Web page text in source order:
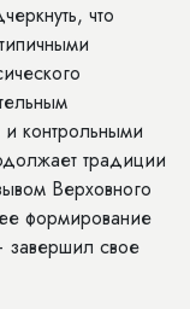
что
контрольными
традиции
Верховного
формирование
завершил свое